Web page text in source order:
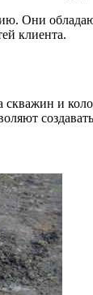
Они
клиента.
и